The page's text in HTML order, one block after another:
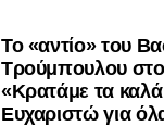
Το «αντίο» του
Τρούμπουλου
«Κρατάμε τα
Ευχαριστώ για